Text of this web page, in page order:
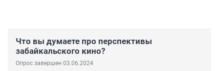
Что вы думаете про перспективы
забайкальского кино?
Опрос завершен 03.06.2024